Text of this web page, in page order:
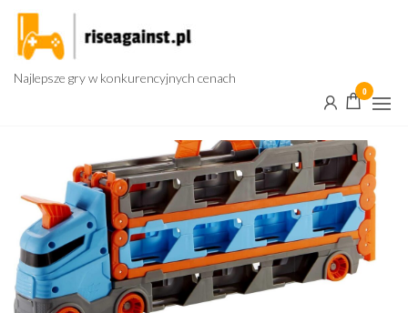
Przejdź
treści
Najlepsze gry w konkurencyjnych cenach
0